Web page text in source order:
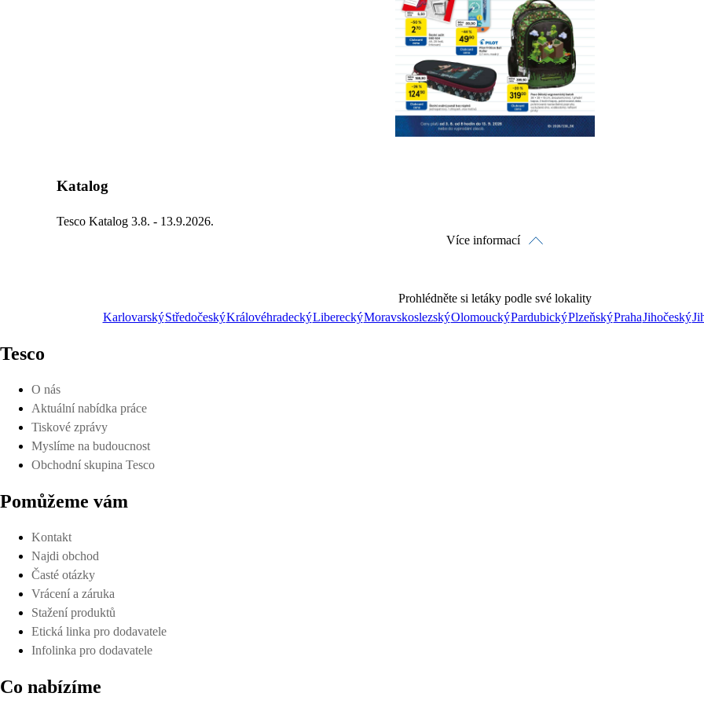
Detaily o platnosti
Katalog
Tesco Katalog 3.8. - 13.9.2026.
Více informací
Prohlédněte si letáky podle své lokality
KarlovarskýStředočeskýKrálovéhradeckýLibereckýMoravskoslezskýOlomouckýPardubickýPlzeňskýPrahaJihočeský
Tesco
O nás
Aktuální nabídka práce
Tiskové zprávy
Myslíme na budoucnost
Obchodní skupina Tesco
Pomůžeme vám
Kontakt
Najdi obchod
Časté otázky
Vrácení a záruka
Stažení produktů
Etická linka pro dodavatele
Infolinka pro dodavatele
Co nabízíme